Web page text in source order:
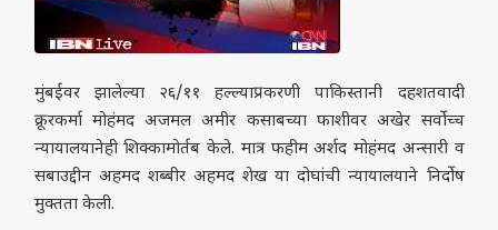
मुंबईवर झालेल्या २६/११ हल्ल्याप्रकरणी पाकिस्तानी दहशतवादी
क्रूरकर्मा मोहंमद अजमल अमीर कसाबच्या फाशीवर अखेर सर्वोच्च
न्यायालयानेही शिक्कामोर्तब केले. मात्र फहीम अर्शद मोहंमद अन्सारी व
सबाउद्दीन अहमद शब्बीर अहमद शेख या दोघांची न्यायालयाने निर्दोष
मुक्तता केली.